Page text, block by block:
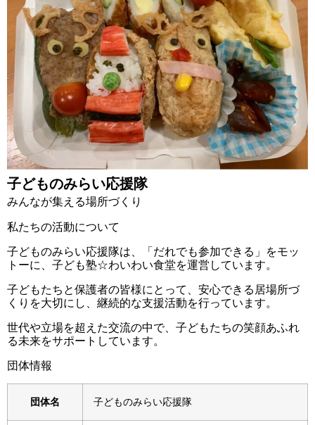
子どものみらい応援隊
みんなが集える場所づくり
私たちの活動について
子どものみらい応援隊は、「だれでも参加できる」をモッ
トーに、子ども塾☆わいわい食堂を運営しています。
子どもたちと保護者の皆様にとって、安心できる居場所づ
くりを大切にし、継続的な支援活動を行っています。
世代や立場を超えた交流の中で、子どもたちの笑顔あふれ
る未来をサポートしています。
団体情報
団体名 子どものみらい応援隊